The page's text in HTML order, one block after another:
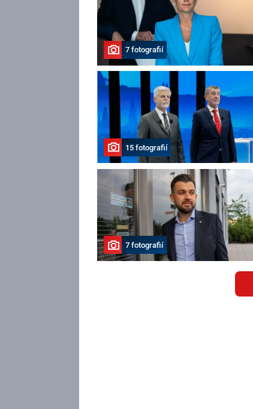
7 fotografií
15 fotografií
7 fotografií